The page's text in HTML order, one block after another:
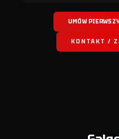
UMÓW
KONTAKT /